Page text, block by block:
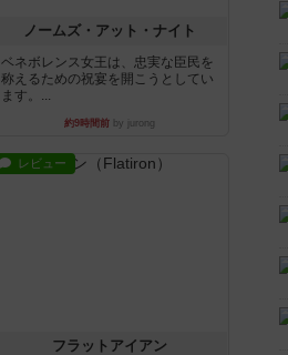
ノームズ・アット・ナイト
ベネボレンス女王は、忠実な臣民を
称えるための祝宴を開こうとしてい
ます。...
約9時間前 by jurong
レビュー
フラットアイアン